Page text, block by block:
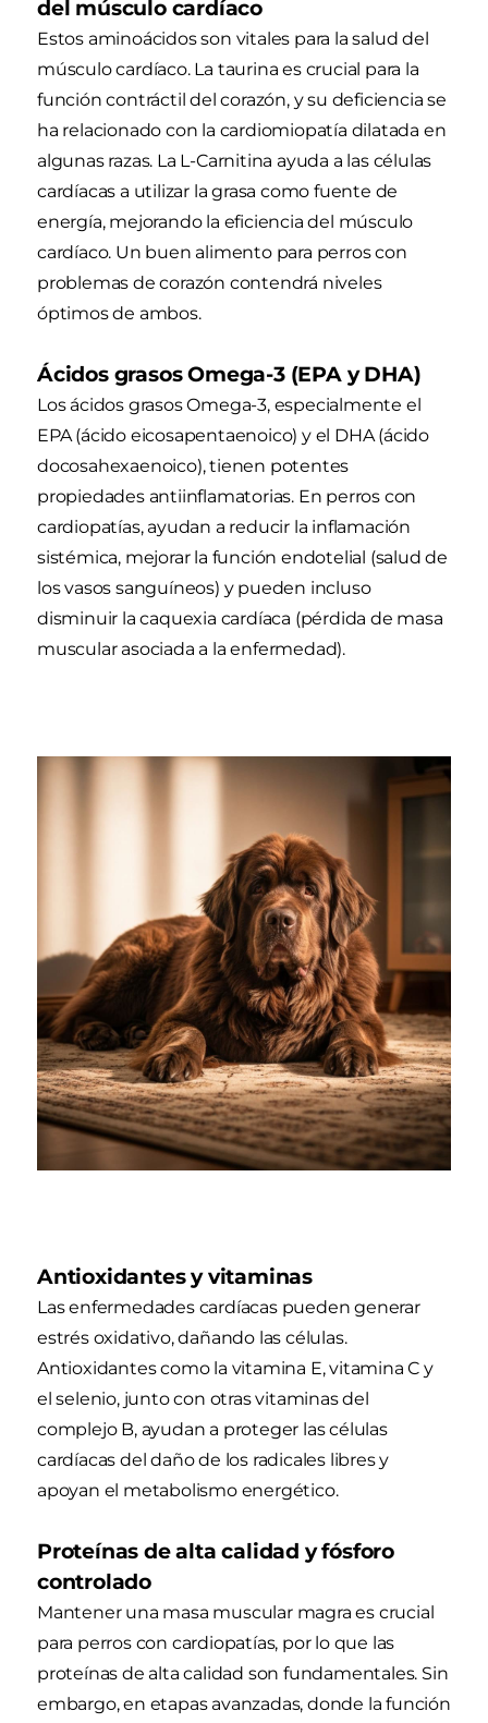
del músculo cardíaco
Estos aminoácidos son vitales para la salud del
músculo cardíaco. La taurina es crucial para la
función contráctil del corazón, y su deficiencia se
ha relacionado con la cardiomiopatía dilatada en
algunas razas. La L-Carnitina ayuda a las células
cardíacas a utilizar la grasa como fuente de
energía, mejorando la eficiencia del músculo
cardíaco. Un buen alimento para perros con
problemas de corazón contendrá niveles
óptimos de ambos.
Ácidos grasos Omega-3 (EPA y DHA)
Los ácidos grasos Omega-3, especialmente el
EPA (ácido eicosapentaenoico) y el DHA (ácido
docosahexaenoico), tienen potentes
propiedades antiinflamatorias. En perros con
cardiopatías, ayudan a reducir la inflamación
sistémica, mejorar la función endotelial (salud de
los vasos sanguíneos) y pueden incluso
disminuir la caquexia cardíaca (pérdida de masa
muscular asociada a la enfermedad).
Antioxidantes y vitaminas
Las enfermedades cardíacas pueden generar
estrés oxidativo, dañando las células.
Antioxidantes como la vitamina E, vitamina C y
el selenio, junto con otras vitaminas del
complejo B, ayudan a proteger las células
cardíacas del daño de los radicales libres y
apoyan el metabolismo energético.
Proteínas de alta calidad y fósforo
controlado
Mantener una masa muscular magra es crucial
para perros con cardiopatías, por lo que las
proteínas de alta calidad son fundamentales. Sin
embargo, en etapas avanzadas, donde la función